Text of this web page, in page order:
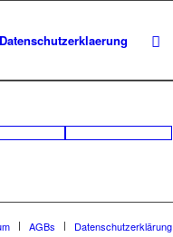
Datenschutzerklaerung
AGBs Datenschutzerklärung